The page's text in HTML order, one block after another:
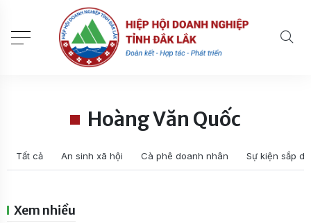
Hoàng Văn Quốc
Tất cả An sinh xã hội Cà phê doanh nhân Sự kiện sắp
Xem nhiều